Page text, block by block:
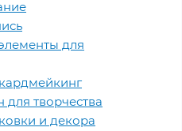
для
для творчества
и декора